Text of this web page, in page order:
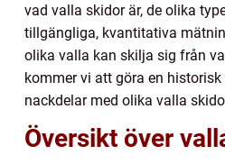
vad valla skidor är, de olika
tillgängliga, kvantitativa
olika valla kan skilja sig från
kommer vi att göra en
nackdelar med olika valla
Översikt över